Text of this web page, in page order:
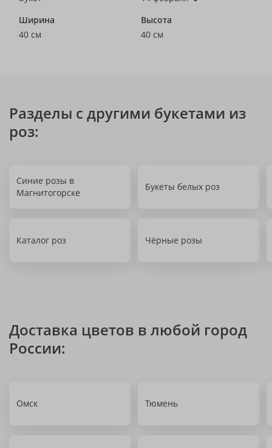
Ширина
40 см
Высота
40 см
Разделы с другими букетами из
роз:
Синие розы в
Магнитогорске
Букеты белых роз
Каталог роз Чёрные розы
Доставка цветов в любой город
России:
Омск Тюмень